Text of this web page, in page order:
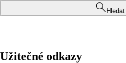
Hledat
Užitečné odkazy